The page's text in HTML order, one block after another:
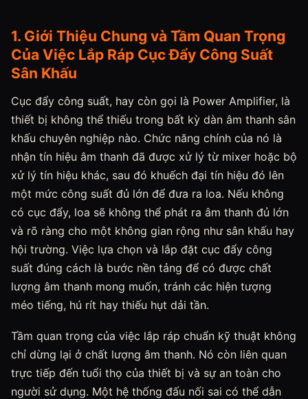
1. Giới Thiệu Chung và Tầm Quan Trọng
Của Việc Lắp Ráp Cục Đẩy Công Suất
Sân Khấu
Cục đẩy công suất, hay còn gọi là Power Amplifier, là
thiết bị không thể thiếu trong bất kỳ dàn âm thanh sân
khấu chuyên nghiệp nào. Chức năng chính của nó là
nhận tín hiệu âm thanh đã được xử lý từ mixer hoặc bộ
xử lý tín hiệu khác, sau đó khuếch đại tín hiệu đó lên
một mức công suất đủ lớn để đưa ra loa. Nếu không
có cục đẩy, loa sẽ không thể phát ra âm thanh đủ lớn
và rõ ràng cho một không gian rộng như sân khấu hay
hội trường. Việc lựa chọn và lắp đặt cục đẩy công
suất đúng cách là bước nền tảng để có được chất
lượng âm thanh mong muốn, tránh các hiện tượng
méo tiếng, hú rít hay thiếu hụt dải tần.
Tầm quan trọng của việc lắp ráp chuẩn kỹ thuật không
chỉ dừng lại ở chất lượng âm thanh. Nó còn liên quan
trực tiếp đến tuổi thọ của thiết bị và sự an toàn cho
người sử dụng. Một hệ thống đấu nối sai có thể dẫn